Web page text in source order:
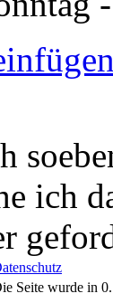
ich
Seite wurde in